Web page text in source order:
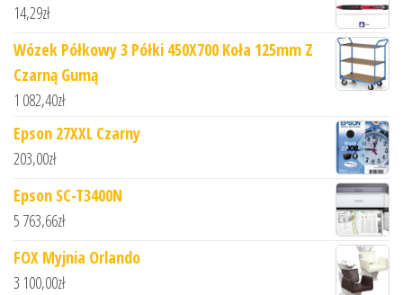
14,29zł
Wózek Półkowy 3 Półki 450X700 Koła 125mm Z
Czarną Gumą
1 082,40zł
Epson 27XXL Czarny
203,00zł
Epson SC-T3400N
5 763,66zł
FOX Myjnia Orlando
3 100,00zł